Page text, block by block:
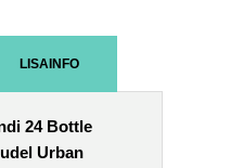
LISAINFO
24 Bottle
Urban